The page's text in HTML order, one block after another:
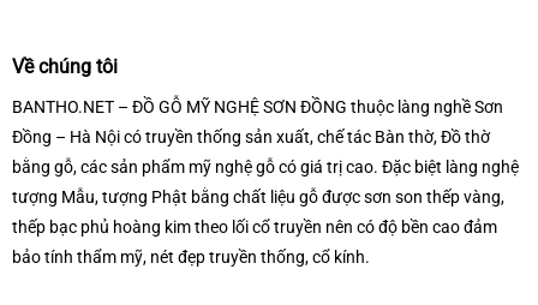
Về chúng tôi
BANTHO.NET – ĐỒ GỖ MỸ NGHỆ SƠN ĐỒNG thuộc làng nghề Sơn
Đồng – Hà Nội có truyền thống sản xuất, chế tác Bàn thờ, Đồ thờ
bằng gỗ, các sản phẩm mỹ nghệ gỗ có giá trị cao. Đặc biệt làng nghệ
tượng Mẫu, tượng Phật bằng chất liệu gỗ được sơn son thếp vàng,
thếp bạc phủ hoàng kim theo lối cổ truyền nên có độ bền cao đảm
bảo tính thẩm mỹ, nét đẹp truyền thống, cổ kính.